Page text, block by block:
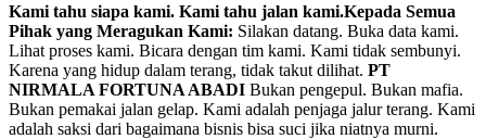
Kami tahu siapa kami. Kami tahu jalan kami.Kepada Semua
Pihak yang Meragukan Kami: Silakan datang. Buka data kami.
Lihat proses kami. Bicara dengan tim kami. Kami tidak sembunyi.
Karena yang hidup dalam terang, tidak takut dilihat. PT
NIRMALA FORTUNA ABADI Bukan pengepul. Bukan mafia.
Bukan pemakai jalan gelap. Kami adalah penjaga jalur terang. Kami
adalah saksi dari bagaimana bisnis bisa suci jika niatnya murni.